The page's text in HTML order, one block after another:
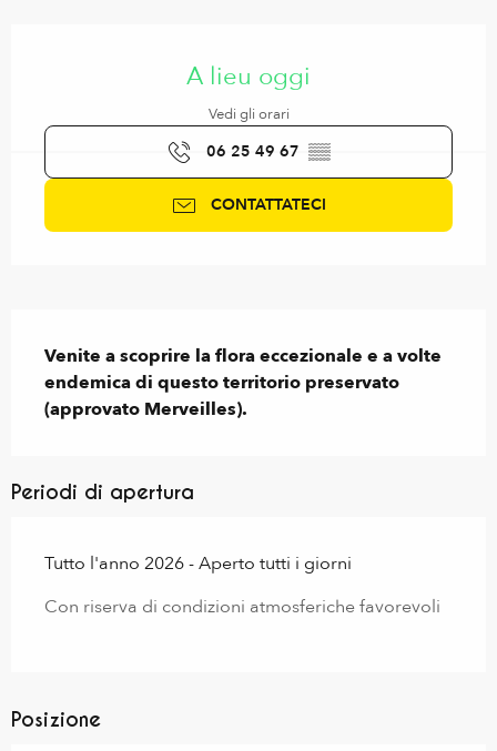
A lieu oggi
Vedi gli orari
06 25 49 67 ▒▒
CONTATTATECI
Venite a scoprire la flora eccezionale e a volte
endemica di questo territorio preservato
(approvato Merveilles).
Periodi di apertura
Tutto l'anno 2026 - Aperto tutti i giorni
Con riserva di condizioni atmosferiche favorevoli
Posizione